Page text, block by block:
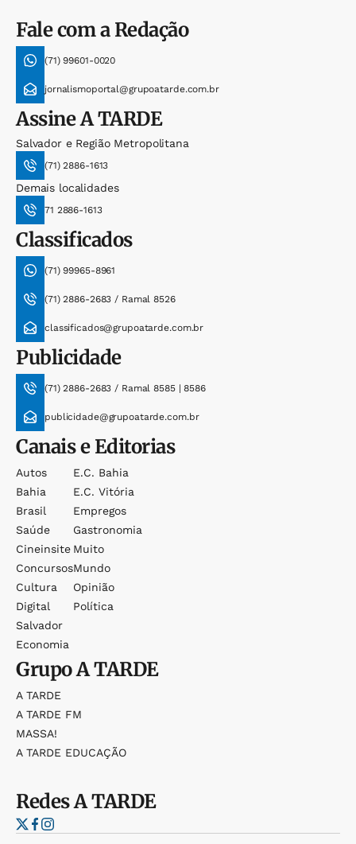
Fale com a Redação
(71) 99601-0020
jornalismoportal@grupoatarde.com.br
AssineA TARDE
Salvador e Região Metropolitana
(71) 2886-1613
Demais localidades
71 2886-1613
Classificados
(71) 99965-8961
(71) 2886-2683 / Ramal 8526
classificados@grupoatarde.com.br
Publicidade
(71) 2886-2683 / Ramal 8585 | 8586
publicidade@grupoatarde.com.br
Canais e Editorias
Autos
Bahia
Brasil
Saúde
Cineinsite
Concursos
Cultura
Digital
Salvador
Economia
E.c. Bahia
E.c. Vitória
Empregos
Gastronomia
Muito
Mundo
Opinião
Política
GrupoA TARDE
A TARDE
A TARDE FM
MASSA!
A TARDE EDUCAÇÃO
RedesA TARDE